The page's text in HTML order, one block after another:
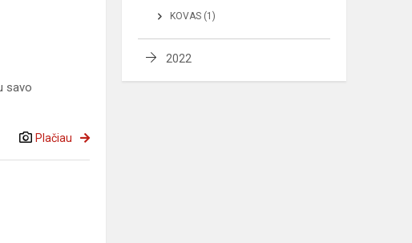
savo
Plačiau
KOVAS (1)
2022